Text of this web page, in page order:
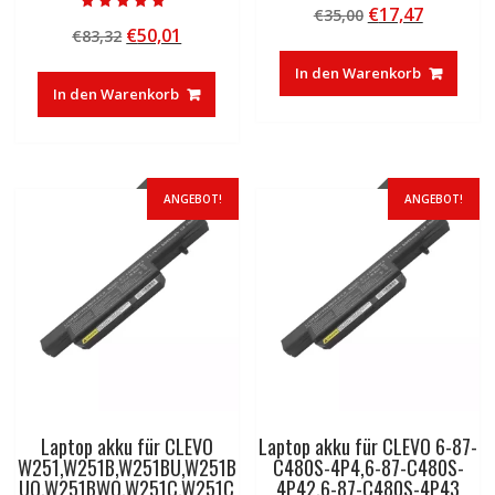
5.00
von 5
€83,32 Ursprünglicher
war:
€83,32
€50,01
ist:
€50,01.
In den Warenkorb
5.00
von 5
€35,00 Ursprünglicher
war:
€35,00
€17,47
ist:
€17,47.
In den Warenkorb
ANGEBOT!
Laptop akku für CLEVO
W251,W251B,W251BU,W251B
UQ,W251BWQ,W251C,W251C
ANGEBOT!
Laptop akku für CLEVO 6-87-
C480S-4P4,6-87-C480S-
4P42,6-87-C480S-4P43